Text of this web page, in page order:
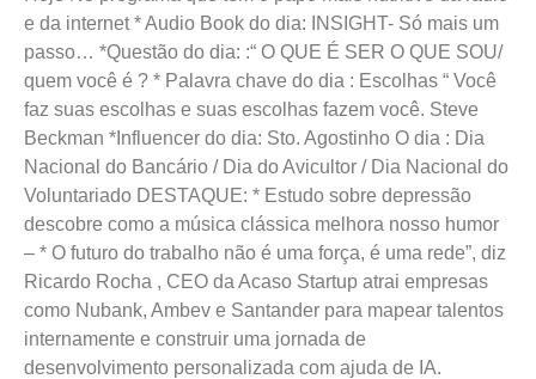
e da internet * Audio Book do dia: INSIGHT- Só mais um
passo… *Questão do dia: :“ O QUE É SER O QUE SOU/
quem você é ? * Palavra chave do dia : Escolhas “ Você
faz suas escolhas e suas escolhas fazem você. Steve
Beckman *Influencer do dia: Sto. Agostinho O dia : Dia
Nacional do Bancário / Dia do Avicultor / Dia Nacional do
Voluntariado DESTAQUE: * Estudo sobre depressão
descobre como a música clássica melhora nosso humor
– * O futuro do trabalho não é uma força, é uma rede”, diz
Ricardo Rocha , CEO da Acaso Startup atrai empresas
como Nubank, Ambev e Santander para mapear talentos
internamente e construir uma jornada de
desenvolvimento personalizada com ajuda de IA.